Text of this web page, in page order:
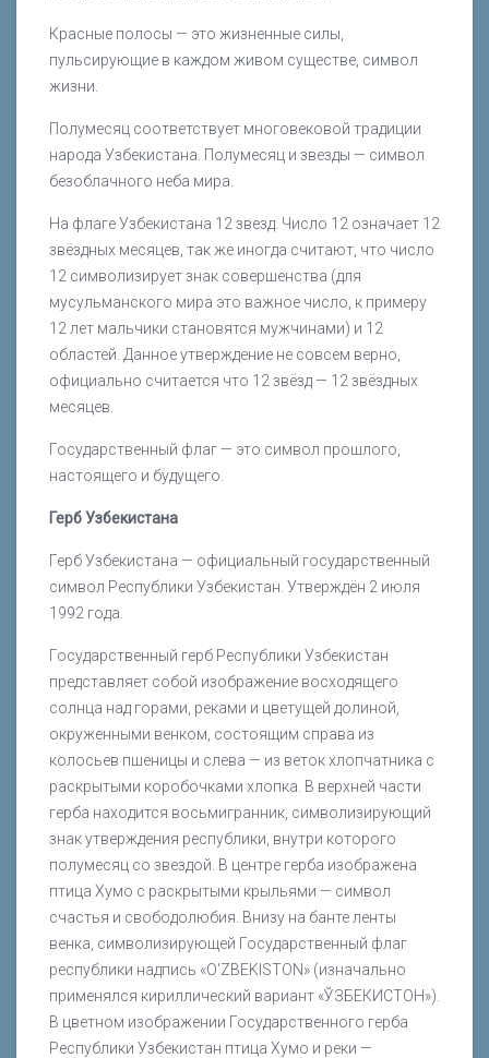
Красные полосы — это жизненные силы,
пульсирующие в каждом живом существе, символ
жизни.
Полумесяц соответствует многовековой традиции
народа Узбекистана. Полумесяц и звезды — символ
безоблачного неба мира.
На флаге Узбекистана 12 звезд. Число 12 означает 12
звёздных месяцев, так же иногда считают, что число
12 символизирует знак совершенства (для
мусульманского мира это важное число, к примеру
12 лет мальчики становятся мужчинами) и 12
областей. Данное утверждение не совсем верно,
официально считается что 12 звёзд — 12 звёздных
месяцев.
Государственный флаг — это символ прошлого,
настоящего и будущего.
Герб Узбекистана
Герб Узбекистана — официальный государственный
символ Республики Узбекистан. Утверждён 2 июля
1992 года.
Государственный герб Республики Узбекистан
представляет собой изображение восходящего
солнца над горами, реками и цветущей долиной,
окруженными венком, состоящим справа из
колосьев пшеницы и слева — из веток хлопчатника с
раскрытыми коробочками хлопка. В верхней части
герба находится восьмигранник, символизирующий
знак утверждения республики, внутри которого
полумесяц со звездой. В центре герба изображена
птица Хумо с раскрытыми крыльями — символ
счастья и свободолюбия. Внизу на банте ленты
венка, символизирующей Государственный флаг
республики надпись «O'ZBEKISTON» (изначально
применялся кириллический вариант «ЎЗБЕКИСТОН»).
В цветном изображении Государственного герба
Республики Узбекистан птица Хумо и реки —